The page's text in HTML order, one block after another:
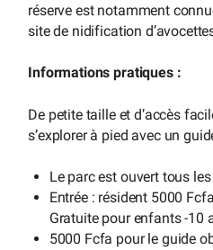
réserve est notamment
site de nidification
Informations pratiques :
De petite taille et d’accès
s’explorer à pied avec un
Le parc est ouvert tous
Entrée : résident 5000
Gratuite pour enfants -10
5000 Fcfa pour le guide